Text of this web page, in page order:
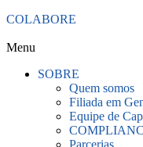
COLABORE
Menu
SOBRE
Quem somos
Filiada em
Equipe de
Parcerias